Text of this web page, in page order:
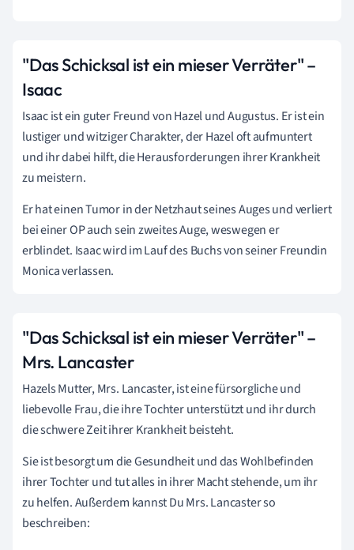
"Das Schicksal ist ein mieser Verräter" –
Isaac
Isaac ist ein guter Freund von Hazel und Augustus. Er ist ein
lustiger und witziger Charakter, der Hazel oft aufmuntert
und ihr dabei hilft, die Herausforderungen ihrer Krankheit
zu meistern.
Er hat einen Tumor in der Netzhaut seines Auges und verliert
bei einer OP auch sein zweites Auge, weswegen er
erblindet. Isaac wird im Lauf des Buchs von seiner Freundin
Monica verlassen.
"Das Schicksal ist ein mieser Verräter" –
Mrs. Lancaster
Hazels Mutter, Mrs. Lancaster, ist eine fürsorgliche und
liebevolle Frau, die ihre Tochter unterstützt und ihr durch
die schwere Zeit ihrer Krankheit beisteht.
Sie ist besorgt um die Gesundheit und das Wohlbefinden
ihrer Tochter und tut alles in ihrer Macht stehende, um ihr
zu helfen. Außerdem kannst Du Mrs. Lancaster so
beschreiben: